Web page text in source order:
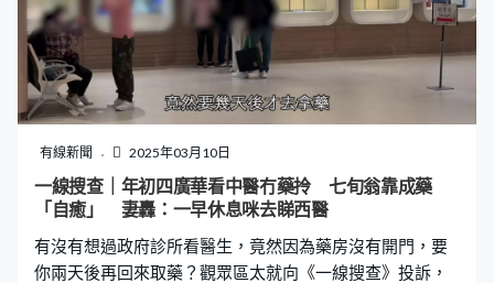
hashtag，引來大批內地網友意淫討論。 事件曝光後，引
發日本網友強烈不滿，批評有關行為違反日本法例，更有
網民要求飛機上安排保安。有人怒批「這根本就是變態行
為」、「偷拍本來就違法！」、「我認為空服員的制服應
該停止穿緊身裙、絲襪和高跟鞋，我認為穿像男性一樣的
平底鞋和褲子會更好」。部分中國網友則覺得事件小題大
做，反批「這哪裡犯法了？」、「以前拍也沒事，現在怎
麼了」、「這個罰則不是針對我們吧？」 要求小紅書下架
在小紅書上流傳，由於該照片未徵得事
有線新聞 2025年03月10日
一線搜查｜年初四廣華看中醫冇藥拎 七旬翁靠成藥
「自癒」 妻轟：一早休息咪去睇西醫
有沒有想過政府診所看醫生，竟然因為藥房沒有開門，要
你兩天後再回來取藥？觀眾區太就向《一線搜查》投訴，